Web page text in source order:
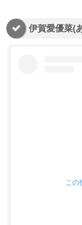
伊賀愛優菜(
この